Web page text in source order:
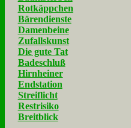
Rotkäppchen
Bärendienste
Damenbeine
Zufallskunst
Die gute Tat
Badeschluß
Hirnheiner
Endstation
Streiflicht
Restrisiko
Breitblick